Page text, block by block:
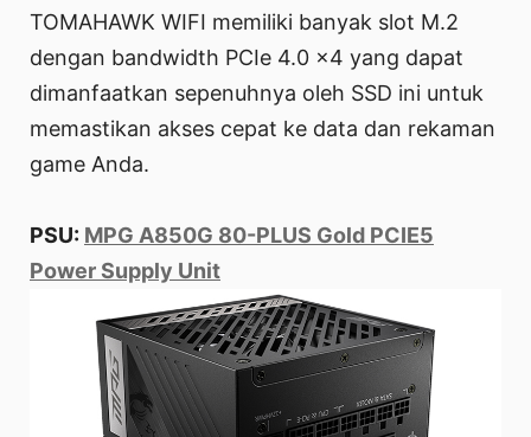
TOMAHAWK WIFI memiliki banyak slot M.2
dengan bandwidth PCIe 4.0 x4 yang dapat
dimanfaatkan sepenuhnya oleh SSD ini untuk
memastikan akses cepat ke data dan rekaman
game Anda.
PSU: MPG A850G 80-PLUS Gold PCIE5
Power Supply Unit